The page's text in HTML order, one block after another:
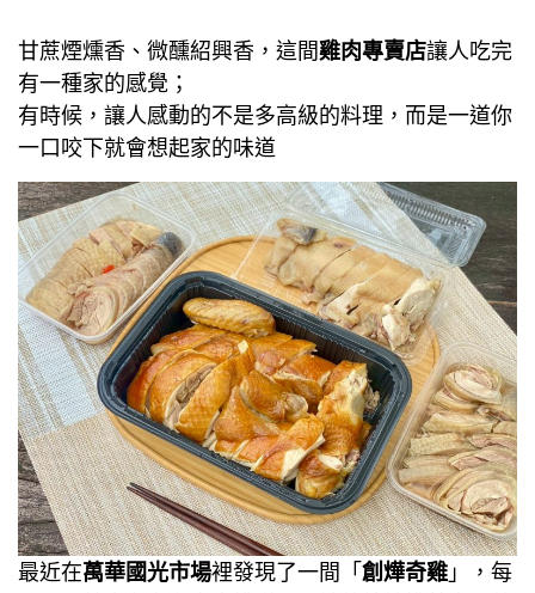
甘蔗煙燻香、微醺紹興香，這間雞肉專賣店讓人吃完
有一種家的感覺；
有時候，讓人感動的不是多高級的料理，而是一道你
一口咬下就會想起家的味道
最近在萬華國光市場裡發現了一間「創燁奇雞 」，每